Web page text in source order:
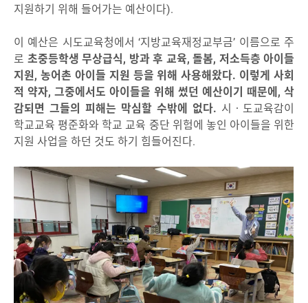
지원하기 위해 들어가는 예산이다).
이 예산은 시도교육청에서 ‘지방교육재정교부금’ 이름으로 주
로 초중등학생 무상급식, 방과 후 교육, 돌봄, 저소득층 아이들
지원, 농어촌 아이들 지원 등을 위해 사용해왔다. 이렇게 사회
적 약자, 그중에서도 아이들을 위해 썼던 예산이기 때문에, 삭
감되면 그들의 피해는 막심할 수밖에 없다. 시‧도교육감이
학교교육 평준화와 학교 교육 중단 위험에 놓인 아이들을 위한
지원 사업을 하던 것도 하기 힘들어진다.